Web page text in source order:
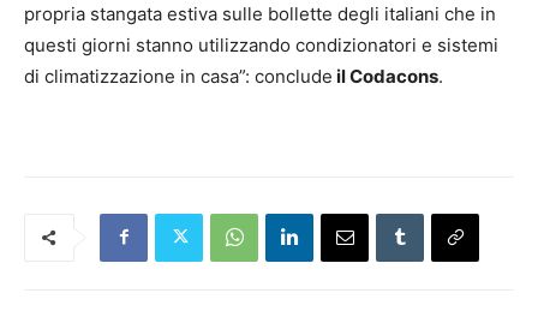
propria stangata estiva sulle bollette degli italiani che in
questi giorni stanno utilizzando condizionatori e sistemi
di climatizzazione in casa”: conclude il Codacons.